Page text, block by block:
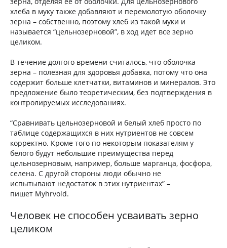
хлеба в муку также добавляют и перемолотую оболочку
зерна – собственно, поэтому хлеб из такой муки и
называется “цельнозерновой”, в ход идет все зерно
целиком.
В течение долгого времени считалось, что оболочка
зерна – полезная для здоровья добавка, потому что она
содержит больше клетчатки, витаминов и минералов. Это
предложение было теоретическим, без подтверждения в
контролируемых исследованиях.
“Сравнивать цельнозерновой и белый хлеб просто по
таблице содержащихся в них нутриентов не совсем
корректно. Кроме того по некоторым показателям у
белого будут небольшие преимущества перед
цельнозерновым, например, больше марганца, фосфора,
селена. С другой стороны люди обычно не
испытывают недостаток в этих нутриентах” –
пишет Myhrvold.
Человек не способен усваивать зерно
целиком